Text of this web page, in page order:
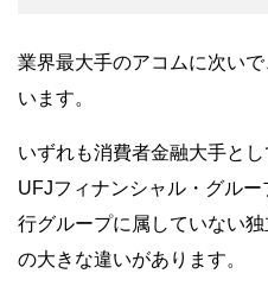
業界最大手のアコムに次い
います。
いずれも消費者金融大手と
UFJフィナンシャル・グル
行グループに属していない
の大きな違いがあります。